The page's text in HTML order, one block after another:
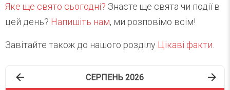
Яке ще свято сьогодні? Знаєте ще свята чи події в
цей день? Напишіть нам, ми розповімо всім!
Завітайте також до нашого розділу Цікаві факти
СЕРПЕНЬ 2026